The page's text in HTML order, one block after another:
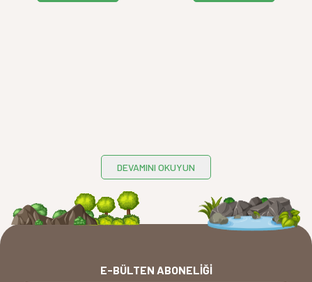
DEVAMINI OKUYUN
E-BÜLTEN ABONELIĞI